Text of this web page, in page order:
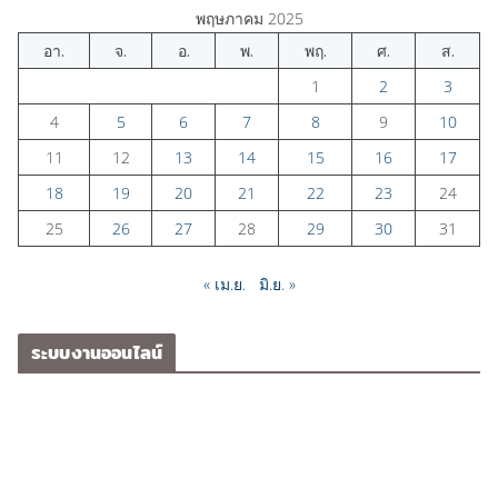
พฤษภาคม 2025
อา.
จ. อ. พ. พฤ. ศ.
ส.
1
2
3
4
5 6 7 8 9
10
11
12 13 14 15 16
17
18
19 20 21 22 23
24
25
26 27 28 29 30 31
« เม.ย. มิ.ย. »
ระบบงานออนไลน์